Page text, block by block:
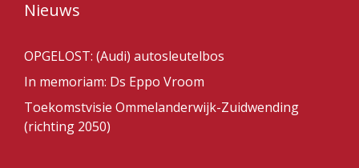
Nieuws
OPGELOST: (Audi) autosleutelbos
In memoriam: Ds Eppo Vroom
Toekomstvisie Ommelanderwijk-Zuidwending
(richting 2050)